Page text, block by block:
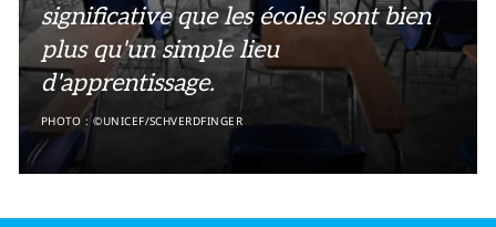
significative que les écoles sont bien
plus qu'un simple lieu
d'apprentissage.
PHOTO : ©UNICEF/SCHVERDFINGER